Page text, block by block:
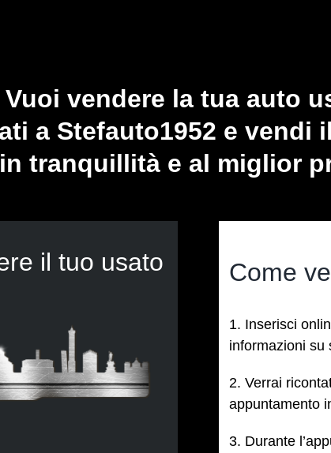
Vuoi vendere la tua auto
a Stefauto1952 e vendi
in tranquillità e al miglior
il tuo usato Come
1. Inserisci
informazioni su
2. Verrai
appuntamento
3. Durante